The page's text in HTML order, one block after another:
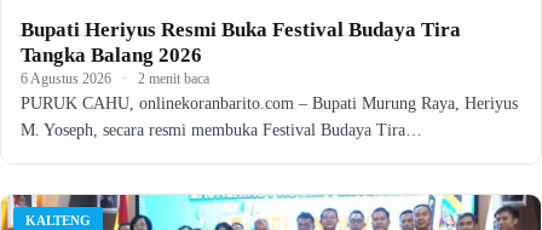
Bupati Heriyus Resmi Buka Festival Budaya Tira
Tangka Balang 2026
6 Agustus 2026 · 2 menit baca
PURUK CAHU, onlinekoranbarito.com – Bupati Murung Raya, Heriyus
M. Yoseph, secara resmi membuka Festival Budaya Tira…
KALTENG